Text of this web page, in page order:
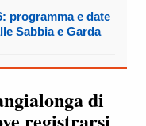
programma e date
Sabbia e Garda
di